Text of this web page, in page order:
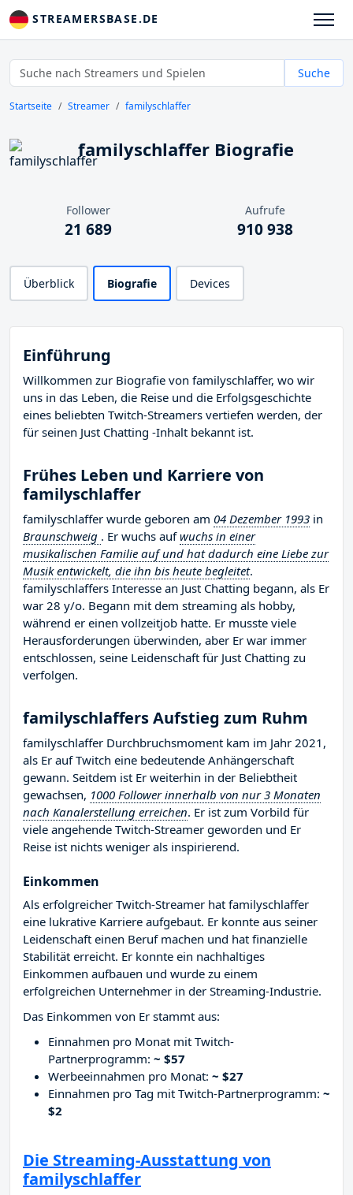
STREAMERSBASE.DE
Suche
Startseite Streamer familyschlaffer
familyschlaffer Biografie
Follower
21 689
Aufrufe
910 938
Überblick Biografie Devices
Einführung
Willkommen zur Biografie von familyschlaffer, wo wir
uns in das Leben, die Reise und die Erfolgsgeschichte
eines beliebten Twitch-Streamers vertiefen werden, der
für seinen Just Chatting -Inhalt bekannt ist.
Frühes Leben und Karriere von
familyschlaffer
familyschlaffer wurde geboren am 04 Dezember 1993 in
Braunschweig . Er wuchs aufwuchs in einer
musikalischen Familie auf und hat dadurch eine Liebe zur
Musik entwickelt, die ihn bis heute begleitet.
familyschlaffers Interesse an Just Chatting begann, als Er
war 28 y/o. Begann mit dem streaming als hobby,
während er einen vollzeitjob hatte. Er musste viele
Herausforderungen überwinden, aber Er war immer
entschlossen, seine Leidenschaft für Just Chatting zu
verfolgen.
familyschlaffers Aufstieg zum Ruhm
familyschlaffer Durchbruchsmoment kam im Jahr 2021,
als Er auf Twitch eine bedeutende Anhängerschaft
gewann. Seitdem ist Er weiterhin in der Beliebtheit
gewachsen, 1000 Follower innerhalb von nur 3 Monaten
nach Kanalerstellung erreichen. Er ist zum Vorbild für
viele angehende Twitch-Streamer geworden und Er
Reise ist nichts weniger als inspirierend.
Einkommen
Als erfolgreicher Twitch-Streamer hat familyschlaffer
eine lukrative Karriere aufgebaut. Er konnte aus seiner
Leidenschaft einen Beruf machen und hat finanzielle
Stabilität erreicht. Er konnte ein nachhaltiges
Einkommen aufbauen und wurde zu einem
erfolgreichen Unternehmer in der Streaming-Industrie.
Das Einkommen von Er stammt aus:
Einnahmen pro Monat mit Twitch-
Partnerprogramm: ~ $57
Werbeeinnahmen pro Monat: ~ $27
Einnahmen pro Tag mit Twitch-Partnerprogramm: ~
$2
Die Streaming-Ausstattung von
familyschlaffer